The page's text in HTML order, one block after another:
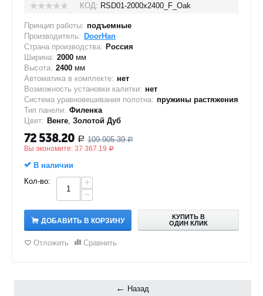
КОД: RSD01-2000х2400_F_Oak
Принцип работы: подъемные
Производитель: DoorHan
Страна производства: Россия
Ширина: 2000 мм
Высота: 2400 мм
Автоматика в комплекте: нет
Возможность установки калитки: нет
Система уравновешивания полотна: пружины растяжения
Тип панели: Филенка
Цвет: Венге, Золотой Дуб
72 538.20 Р 109 905.39 Р
Вы экономите: 37 367.19 Р
В наличии
Кол-во:
+
−
ДОБАВИТЬ В КОРЗИНУ
КУПИТЬ В
ОДИН КЛИК
Отложить Сравнить
Назад